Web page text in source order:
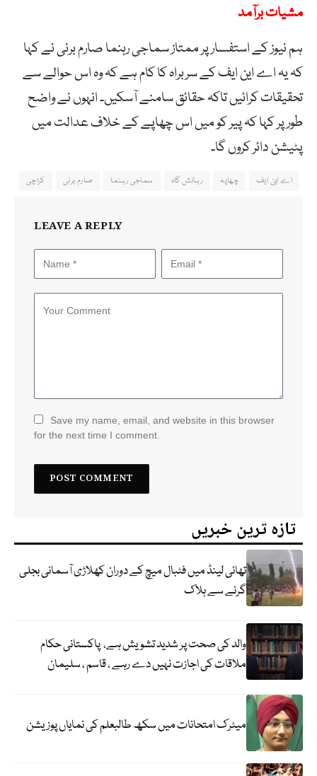
مشیات برآمد
ہم نیوز کے استفسار پر ممتاز سماجی رہنما صارم برنی نے کہا
کہ یہ اے این ایف کے سربراہ کا کام ہے کہ وہ اس حوالے سے
تحقیقات کرائیں تاکہ حقائق سامنے آسکیں۔ انہوں نے واضح
طور پر کہا کہ پیر کو میں اس چھاپے کے خلاف عدالت میں
پٹیشن دائر کروں گا۔
اے این ایف چھاپہ رہائش گاہ سماجی رہنما صارم برنی کراچی
LEAVE A REPLY
Save my name, email, and website in this browser
for the next time I comment.
تازہ ترین خبریں
تھائی لینڈ میں فٹبال میچ کے دوران کھلاڑی آسمانی بجلی
گرنے سے ہلاک
والد کی صحت پر شدید تشویش ہے، پاکستانی حکام
ملاقات کی اجازت نہیں دے رہے ، قاسم ، سلیمان
میٹرک امتحانات میں سکھ طالبعلم کی نمایاں پوزیشن